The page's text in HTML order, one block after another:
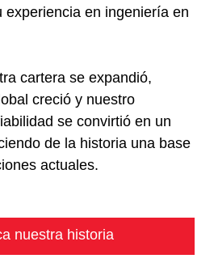
experiencia en ingeniería en
cartera se expandió,
creció y nuestro
se convirtió en un
de la historia una base
actuales.
nuestra historia